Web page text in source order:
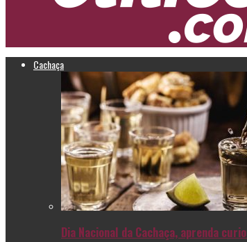
Cachaça
Dia Nacional da Cachaça, aprenda